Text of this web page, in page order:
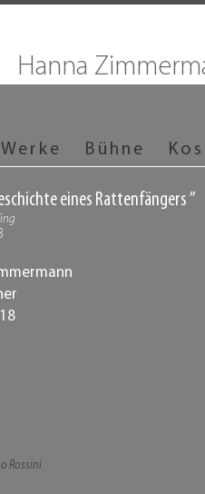
Hanna
Werke Bühne
eines Rattenfängers ”
Rossini